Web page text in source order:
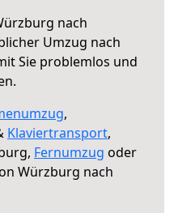
nach
Umzug nach
Sie problemlos und
,
Klaviertransport,
Fernumzug oder
Würzburg nach